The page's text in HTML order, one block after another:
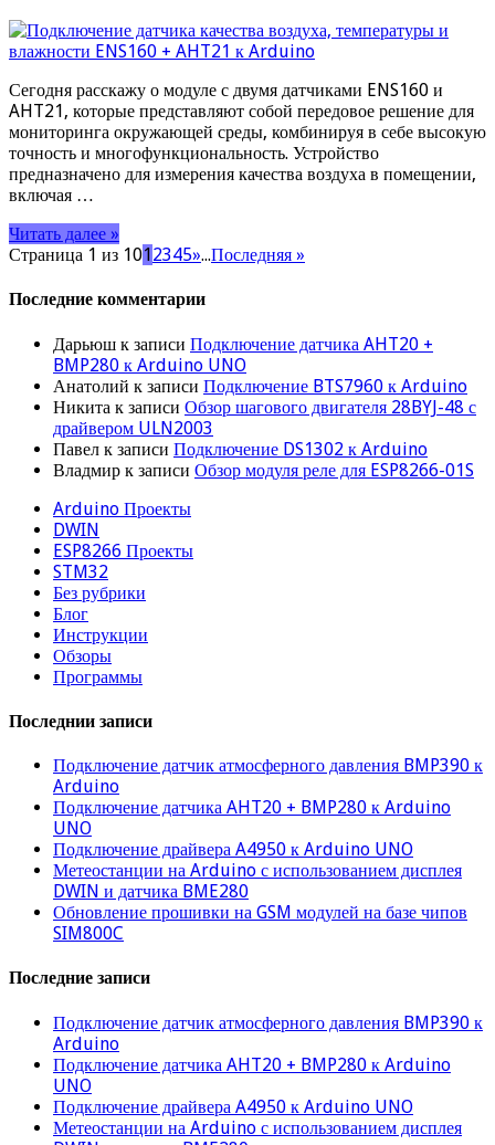
Сегодня расскажу о модуле с двумя датчиками ENS160 и
AHT21, которые представляют собой передовое решение для
мониторинга окружающей среды, комбинируя в себе высокую
точность и многофункциональность. Устройство
предназначено для измерения качества воздуха в помещении,
включая …
Читать далее »
Страница 1 из 1012345»...Последняя »
Последние комментарии
Дарьюш к записи Подключение датчика AHT20 +
BMP280 к Arduino UNO
Анатолий к записи Подключение BTS7960 к Arduino
Никита к записи Обзор шагового двигателя 28BYJ-48 с
драйвером ULN2003
Павел к записи Подключение DS1302 к Arduino
Владмир к записи Обзор модуля реле для ESP8266-01S
Arduino Проекты
DWIN
ESP8266 Проекты
STM32
Без рубрики
Блог
Инструкции
Обзоры
Программы
Последнии записи
Подключение датчик атмосферного давления BMP390 к
Arduino
Подключение датчика AHT20 + BMP280 к Arduino
UNO
Подключение драйвера A4950 к Arduino UNO
Метеостанции на Arduino с использованием дисплея
DWIN и датчика BME280
Обновление прошивки на GSM модулей на базе чипов
SIM800C
Последние записи
Подключение датчик атмосферного давления BMP390 к
Arduino
Подключение датчика AHT20 + BMP280 к Arduino
UNO
Подключение драйвера A4950 к Arduino UNO
Метеостанции на Arduino с использованием дисплея